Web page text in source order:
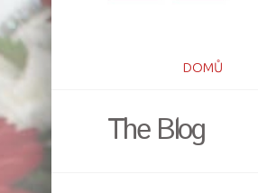
DOMŮ
The Blog